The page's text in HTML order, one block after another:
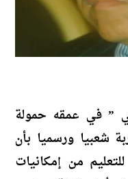
” في عمقه حمولة
شعبيا ورسميا بأن
من إمكانيات